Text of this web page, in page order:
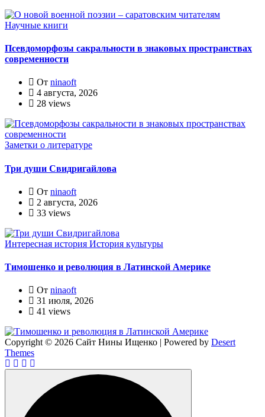
Научные книги
Псевдоморфозы сакральности в знаковых пространствах
современности
От ninaoft
4 августа, 2026
28 views
Заметки о литературе
Три души Свидригайлова
От ninaoft
2 августа, 2026
33 views
Интересная история История культуры
Тимошенко и революция в Латинской Америке
От ninaoft
31 июля, 2026
41 views
Copyright © 2026 Сайт Нины Ищенко | Powered by Desert
Themes